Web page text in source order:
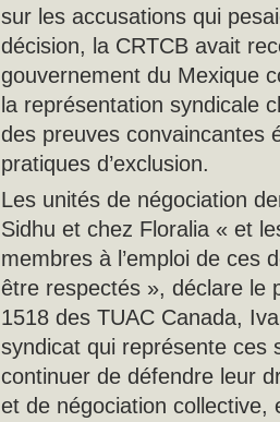
sur les accusations qui
décision, la CRTCB avait
gouvernement du Mexique
la représentation syndicale
des preuves convaincantes
pratiques d’exclusion.
Les unités de négociation
Sidhu et chez Floralia « et
membres à l’emploi de ces
être respectés », déclare le
1518 des TUAC Canada,
syndicat qui représente ces
continuer de défendre leur
et de négociation collective,